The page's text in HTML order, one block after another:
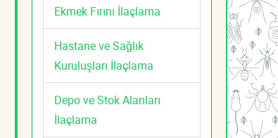
Ekmek Fırını İlaçlama
Hastane ve Sağlık
Kuruluşları İlaçlama
Depo ve Stok Alanları
İlaçlama